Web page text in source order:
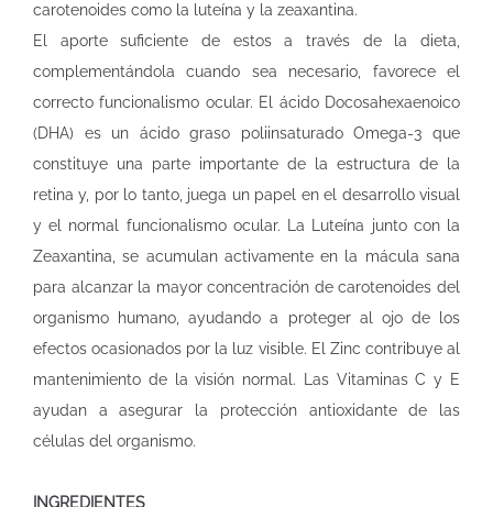
carotenoides como la luteína y la zeaxantina.
El aporte suficiente de estos a través de la dieta,
complementándola cuando sea necesario, favorece el
correcto funcionalismo ocular. El ácido Docosahexaenoico
(DHA) es un ácido graso poliinsaturado Omega-3 que
constituye una parte importante de la estructura de la
retina y, por lo tanto, juega un papel en el desarrollo visual
y el normal funcionalismo ocular. La Luteína junto con la
Zeaxantina, se acumulan activamente en la mácula sana
para alcanzar la mayor concentración de carotenoides del
organismo humano, ayudando a proteger al ojo de los
efectos ocasionados por la luz visible. El Zinc contribuye al
mantenimiento de la visión normal. Las Vitaminas C y E
ayudan a asegurar la protección antioxidante de las
células del organismo.
INGREDIENTES